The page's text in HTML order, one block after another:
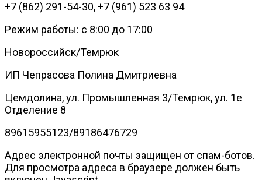
+7 (862) 291-54-30, +7 (961) 523 63 94
Режим работы: с 8:00 до 17:00
Новороссийск/Темрюк
ИП Чепрасова Полина Дмитриевна
Цемдолина, ул. Промышленная 3/Темрюк, ул. 1е
Отделение 8
89615955123/89186476729
Адрес электронной почты защищен от спам-ботов.
Для просмотра адреса в браузере должен быть